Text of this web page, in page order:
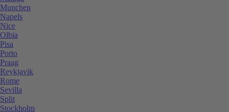
Munchen
Napels
Nice
Olbia
Pisa
Porto
Praag
Reykjavik
Rome
Sevilla
Split
Stockholm